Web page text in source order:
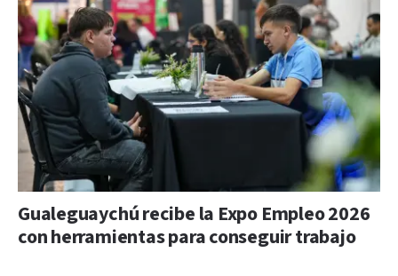
Gualeguaychú recibe la Expo Empleo 2026
con herramientas para conseguir trabajo